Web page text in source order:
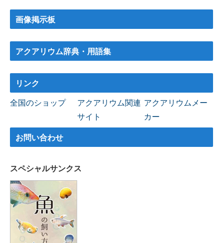
画像掲示板
アクアリウム辞典・用語集
リンク
全国のショップ
アクアリウム関連
サイト
アクアリウムメー
カー
お問い合わせ
スペシャルサンクス